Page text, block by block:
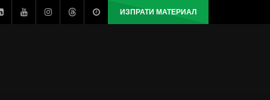
ИЗПРАТИ МАТЕРИАЛ